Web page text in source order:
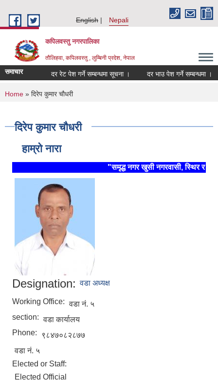
English
Nepali
कपिलवस्तु नगरपालिका
तौलिहवा, कपिलवस्तु , लुम्बिनी प्रदेश, नेपाल
समाचार दर रेट पेश गर्ने सम्बन्धमा सूचना । दर भाउ पेश गर्ने सम्बन्धमा ।
You are here
Home » दिरेप कुमार चौधरी
दिरेप कुमार चौधरी
हाम्रो नारा
"समृद्ध नगर खुसी नगरवासी, स्थिर र दिगो
Designation: वडा अध्यक्ष
Working Office: वडा नं. ५
section: वडा कार्यालय
Phone:
९८४७०८२८७७
वडा नं. ५
Elected or Staff:
Elected Official